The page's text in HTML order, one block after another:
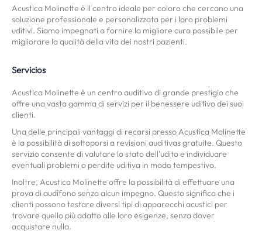
Acustica Molinette è il centro ideale per coloro che cercano una
soluzione professionale e personalizzata per i loro problemi
uditivi. Siamo impegnati a fornire la migliore cura possibile per
migliorare la qualità della vita dei nostri pazienti.
Servicios
Acustica Molinette è un centro auditivo di grande prestigio che
offre una vasta gamma di servizi per il benessere uditivo dei suoi
clienti.
Una delle principali vantaggi di recarsi presso Acustica Molinette
è la possibilità di sottoporsi a revisioni auditivas gratuite. Questo
servizio consente di valutare lo stato dell'udito e individuare
eventuali problemi o perdite uditiva in modo tempestivo.
Inoltre, Acustica Molinette offre la possibilità di effettuare una
prova di audífono senza alcun impegno. Questo significa che i
clienti possono testare diversi tipi di apparecchi acustici per
trovare quello più adatto alle loro esigenze, senza dover
acquistare nulla.